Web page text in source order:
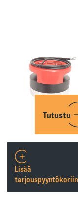
Tutustu
Lisää
tarjouspyyntökoriin